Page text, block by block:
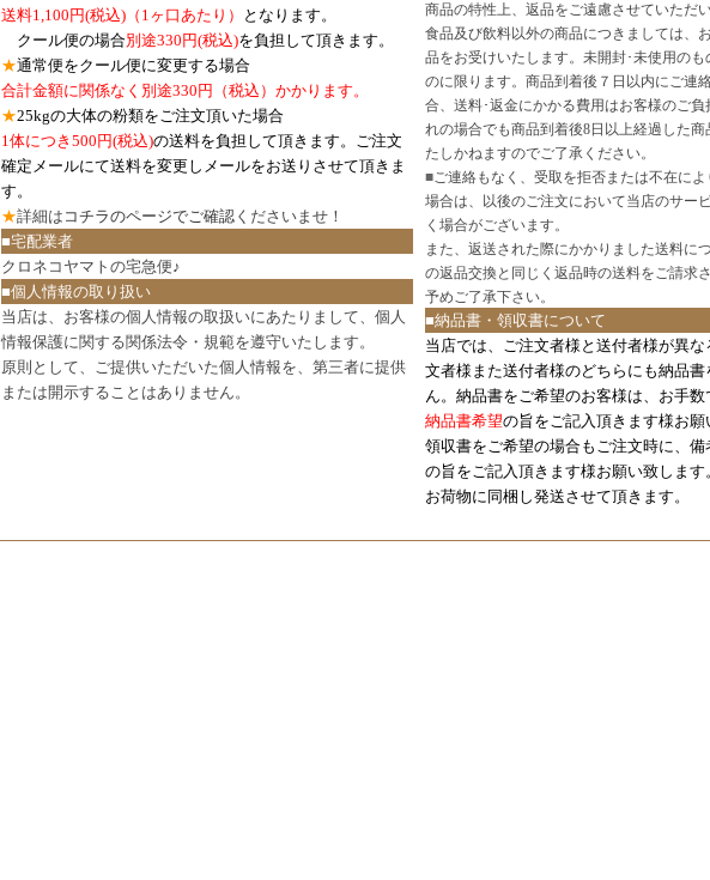
送料1,100円(税込) （1ヶ口あたり）
となります。
クール便の場合別途330円(税込)を負担して頂きます。
★通常便をクール便に変更する場合
合計金額に関係なく別途330円（税込）かかります。
★25kgの大体の粉類をご注文頂いた場合
1体につき500円(税込)の送料を負担して頂きます。ご注文
確定メールにて送料を変更しメールをお送りさせて頂きま
す。
★詳細は コチラのページでご確認 くださいませ！
■宅配業者
クロネコヤマトの宅急便♪
■個人情報の取り扱い
当店は、お客様の個人情報の取扱いにあたりまして、個人
情報保護に関する関係法令・規範を遵守いたします。
原則として、ご提供いただいた個人情報を、第三者に提供
または開示することはありません。
商品の特性上、返品をご遠慮させていただ
食品及び飲料以外の商品につきましては、
品をお受けいたします。未開封･未使用のも
のに限ります。商品到着後７日以内にご連
合、送料･返金にかかる費用はお客様のご
れの場合でも商品到着後8日以上経過した
たしかねますのでご了承ください。
■ご連絡もなく、受取を拒否または不在に
場合は、以後のご注文において当店のサー
く場合がございます。
また、返送された際にかかりました送料に
の返品交換と同じく返品時の送料をご請求
予めご了承下さい。
■納品書・領収書について
当店では、ご注文者様と送付者様が異な
文者様また送付者様のどちらにも納品
ん。納品書をご希望のお客様は、お手
納品書希望の旨をご記入頂きます様お願
領収書をご希望の場合もご注文時に、備
の旨をご記入頂きます様お願い致します
お荷物に同梱し発送させて頂きます。